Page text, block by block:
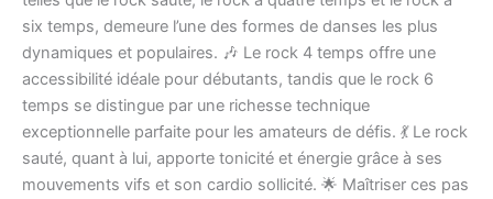
six temps, demeure l’une des formes de danses les plus
dynamiques et populaires. 🎶 Le rock 4 temps offre une
accessibilité idéale pour débutants, tandis que le rock 6
temps se distingue par une richesse technique
exceptionnelle parfaite pour les amateurs de défis. 💃 Le rock
sauté, quant à lui, apporte tonicité et énergie grâce à ses
mouvements vifs et son cardio sollicité. 🌟 Maîtriser ces pas